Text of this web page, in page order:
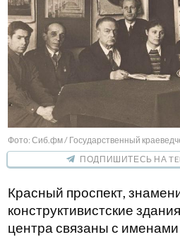
Фото: Сиб.фм / Государственный
ПОДПИШИТЕСЬ НА
Красный проспект,
конструктивистские
центра связаны с именами